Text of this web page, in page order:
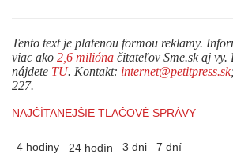
Tento text je platenou formou reklamy.
viac ako 2,6 milióna čitateľov Sme.sk aj vy.
nájdete TU. Kontakt: internet@petitpress.sk
227.
NAJČÍTANEJŠIE TLAČOVÉ SPRÁVY
4 hodiny 24 hodín 3 dni 7 dní